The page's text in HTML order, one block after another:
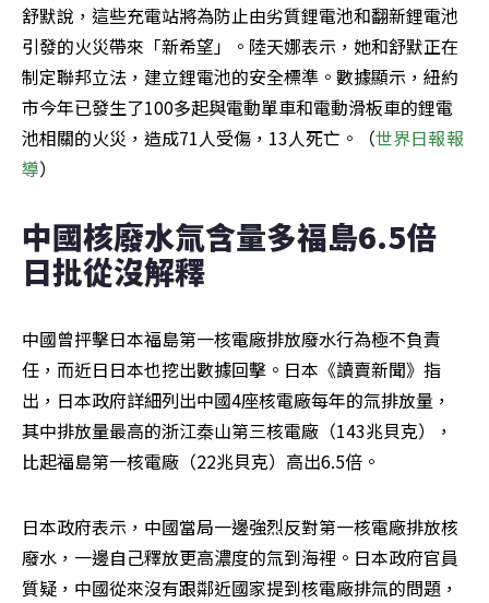
舒默說，這些充電站將為防止由劣質鋰電池和翻新鋰電池
引發的火災帶來「新希望」。陸天娜表示，她和舒默正在
制定聯邦立法，建立鋰電池的安全標準。數據顯示，紐約
市今年已發生了100多起與電動單車和電動滑板車的鋰電
池相關的火災，造成71人受傷，13人死亡。（世界日報報
導）
中國核廢水氚含量多福島6.5倍
日批從沒解釋
中國曾抨擊日本福島第一核電廠排放廢水行為極不負責
任，而近日日本也挖出數據回擊。日本《讀賣新聞》指
出，日本政府詳細列出中國4座核電廠每年的氚排放量，
其中排放量最高的浙江秦山第三核電廠（143兆貝克），
比起福島第一核電廠（22兆貝克）高出6.5倍。
日本政府表示，中國當局一邊強烈反對第一核電廠排放核
廢水，一邊自己釋放更高濃度的氚到海裡。日本政府官員
質疑，中國從來沒有跟鄰近國家提到核電廠排氚的問題，